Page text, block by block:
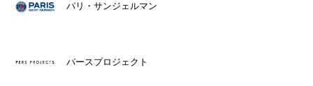
パリ・サンジェルマン
パースプロジェクト